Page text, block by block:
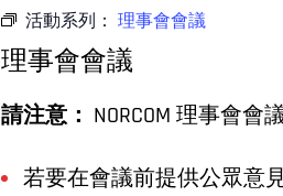
活動系列： 理事會會議
理事會會議
請注意： NORCOM 理事會
若要在會議前提供公眾意